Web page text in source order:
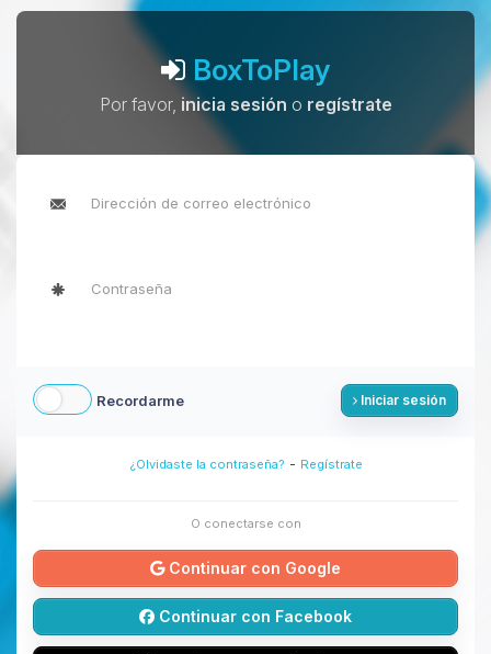
BoxToPlay
Por favor, inicia sesión o regístrate
Recordarme Iniciar sesión
¿Olvidaste la contraseña? - Regístrate
O conectarse con
Continuar con Google
Continuar con Facebook